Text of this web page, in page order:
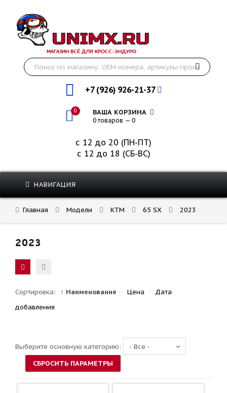
МАГАЗИН ВСЁ ДЛЯ КРОСС-ЭНДУРО
+7 (926) 926-21-37
0 ВАША КОРЗИНА
0 товаров — 0
с 12 до 20 (ПН-ПТ)
с 12 до 18 (СБ-ВС)
НАВИГАЦИЯ
Главная Модели KTM 65 SX 2023
2023
Сортировка: ↑ Наименование · Цена ·
Дата
добавления
Выберите основную категорию: